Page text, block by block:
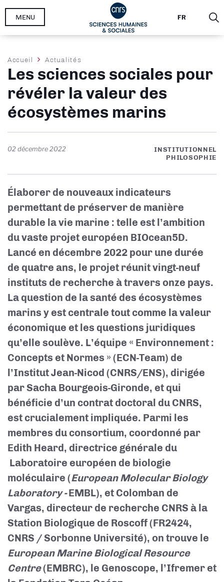
Aller
FR
MENU
Fil
d'Ariane
Accueil Actualités
Les sciences sociales pour
révéler la valeur des
écosystèmes marins
02 décembre 2022
INSTITUTIONNEL
PHILOSOPHIE
Élaborer de nouveaux indicateurs
permettant de préserver de manière
durable la vie marine : telle est l’ambition
du vaste projet européen BIOcean5D.
Lancé en décembre 2022 pour une durée
de quatre ans, le projet réunit vingt-neuf
instituts de recherche à travers onze pays.
La question de la santé des écosystèmes
marins y est centrale tout comme la valeur
économique et les questions juridiques
qu’elle soulève. L’équipe « Environnement :
Concepts et Normes » (ECN-Team) de
l’Institut Jean-Nicod (CNRS/ENS), dirigée
par Sacha Bourgeois-Gironde, et qui
bénéficie d’un contrat doctoral du CNRS,
est crucialement impliquée. Parmi les
membres du consortium, coordonné par
Edith Heard, directrice générale du
Laboratoire européen de biologie
moléculaire (European Molecular Biology
Laboratory -EMBL), et Colomban de
Vargas, directeur de recherche CNRS à la
Station Biologique de Roscoff (FR2424,
CNRS / Sorbonne Université), on trouve le
European Marine Biological Resource
Centre(EMBRC), le Genoscope, l’Ifremer et